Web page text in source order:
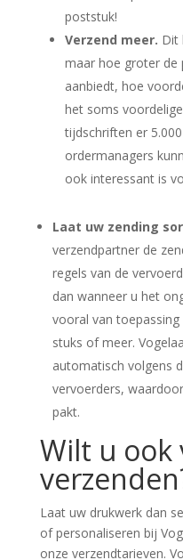
poststuk!
Verzend meer. Dit
maar hoe groter de
aanbiedt, hoe
het soms
tijdschriften er
ordermanagers
ook interessant is
Laat uw zending
verzendpartner de
regels van de
dan wanneer u het
vooral van
stuks of meer.
automatisch volgens
vervoerders,
pakt.
Wilt u ook
Laat uw drukwerk dan
of personaliseren bij
onze verzendtarieven.